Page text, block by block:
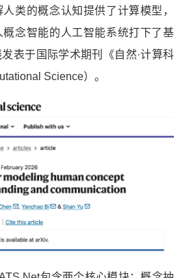
类的概念认知提供了计算模型，
概念智能的人工智能系统打下了基
表于国际学术期刊《自然·计算科
Science）。